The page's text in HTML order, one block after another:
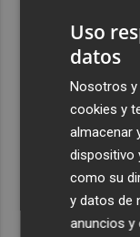
Engarcerán
y esteriliza a
Luís Castro: "El
no tener miedo
sufrir todos
Uso
datos
Nosotros
cookies y
almacenar
dispositivo
como su
y datos de
anuncios y